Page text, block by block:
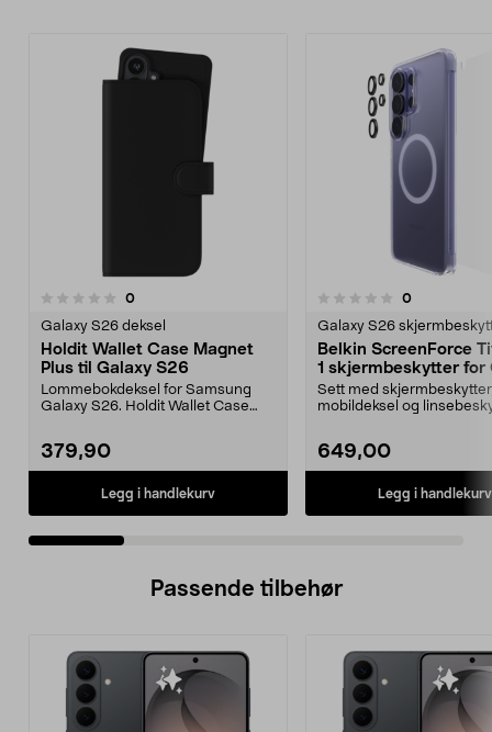
0anmeldelser
Galaxy S26 deksel
Holdit Wallet Case Magnet
Plus til Galaxy S26
Lommebokdeksel for Samsung
Galaxy S26. Holdit Wallet Case
379,90
Legg i handlekurv
0.0 av 5 stjerner 0anmeldelser
Galaxy S26
Belkin ScreenForce
1 skjermbeskytter for
S26 Ultra
Sett med
mobildeksel og
649,00
Legg i handlekurv
5.0 av 5 stjerner
Passende tilbehør